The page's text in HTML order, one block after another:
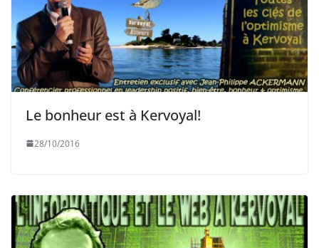
Le bonheur est à Kervoyal!
28/10/2016